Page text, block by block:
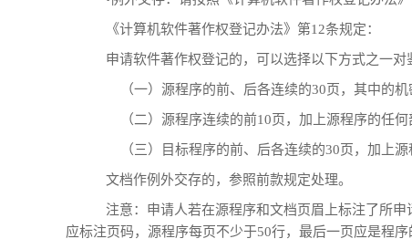
《计算机软件著作权登记办法》第12条规定：
申请软件著作权登记的，可以选择以下方式之一对
（一）源程序的前、后各连续的30页，其中的机
（二）源程序连续的前10页，加上源程序的任何
（三）目标程序的前、后各连续的30页，加上源
文档作例外交存的，参照前款规定处理。
注意：申请人若在源程序和文档页眉上标注了所申
应标注页码，源程序每页不少于50行，最后一页应是程